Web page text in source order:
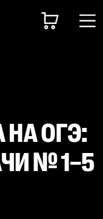
НА ОГЭ:
№ 1–5